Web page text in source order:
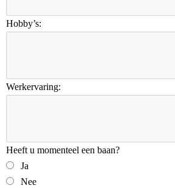
Hobby’s:
Werkervaring:
Heeft u momenteel een baan?
Ja
Nee